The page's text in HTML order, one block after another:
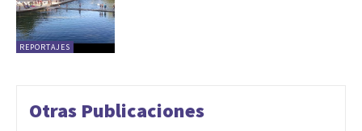
REPORTAJES
Otras Publicaciones